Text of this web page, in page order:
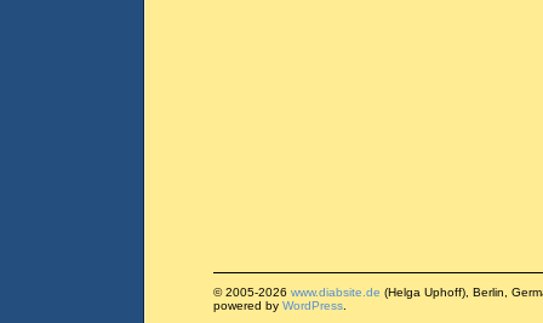
© 2005-2026 www.diabsite.de (Helga Uphoff), Berlin,
powered by WordPress.